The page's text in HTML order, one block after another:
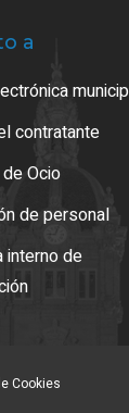
a
contratante
Ocio
de personal
interno de
Cookies